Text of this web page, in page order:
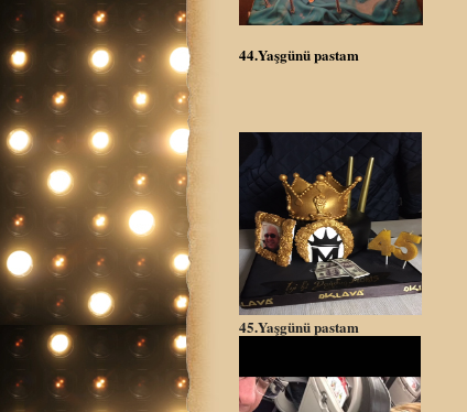
44.Yaşgünü pastam
45.Yaşgünü pastam